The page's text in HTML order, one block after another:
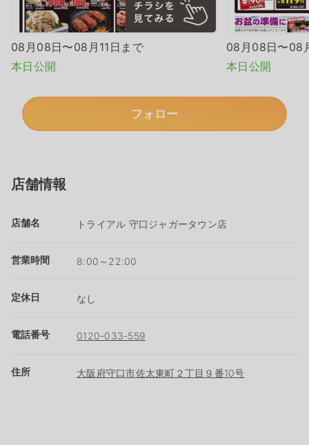
08月08日〜08月11日まで
本日公開
08月08日〜08
本日公開
フォロー
店舗情報
店舗名 トライアル 守口ジャガータウン店
営業時間 8:00～22:00
定休日 なし
電話番号 0120-033-559
住所 大阪府守口市佐太東町２丁目９番10号